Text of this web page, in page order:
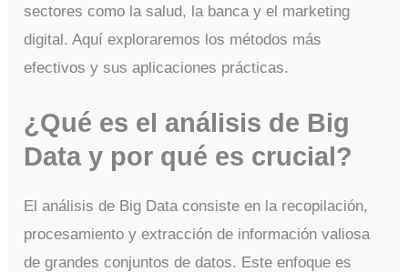
sectores como la salud, la banca y el marketing
digital. Aquí exploraremos los métodos más
efectivos y sus aplicaciones prácticas.
¿Qué es el análisis de Big
Data y por qué es crucial?
El análisis de Big Data consiste en la recopilación,
procesamiento y extracción de información valiosa
de grandes conjuntos de datos. Este enfoque es